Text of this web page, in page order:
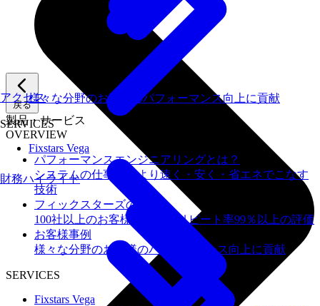
戻る
製品・サービス
OVERVIEW
パフォーマンスエンジニアリングとは？
システムの仕事を、より速く・安く・省エネでこなす
技術
フィックスターズの​強み
100社以上のお客様を支援しリピート率99％以上の評価
お客様事例
様々な分野のお客様のパフォーマンス向上に貢献
SERVICES
Fixstars Vega
アクセス様々な分野のお客様のパフォーマンス向上に貢献
SERVICES
Fixstars Vega
財務ハイライト